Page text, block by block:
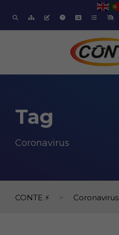
Tag
Coronavirus
CONTE ⚡ > Coronavirus